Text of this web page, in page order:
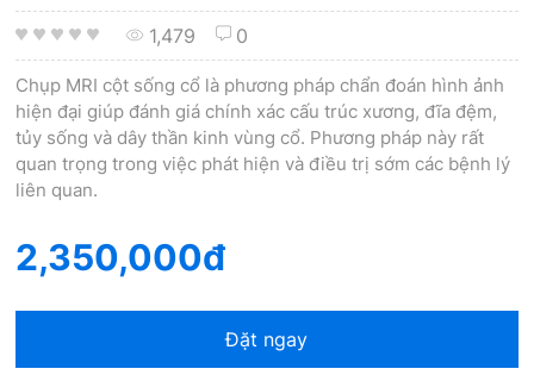
1,479 0
Chụp MRI cột sống cổ là phương pháp chẩn đoán hình ảnh
hiện đại giúp đánh giá chính xác cấu trúc xương, đĩa đệm,
tủy sống và dây thần kinh vùng cổ. Phương pháp này rất
quan trọng trong việc phát hiện và điều trị sớm các bệnh lý
liên quan.
2,350,000đ
Đặt ngay